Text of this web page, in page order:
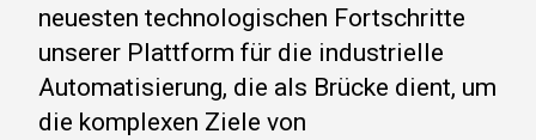
neuesten technologischen Fortschritte
unserer Plattform für die industrielle
Automatisierung, die als Brücke dient, um
die komplexen Ziele von